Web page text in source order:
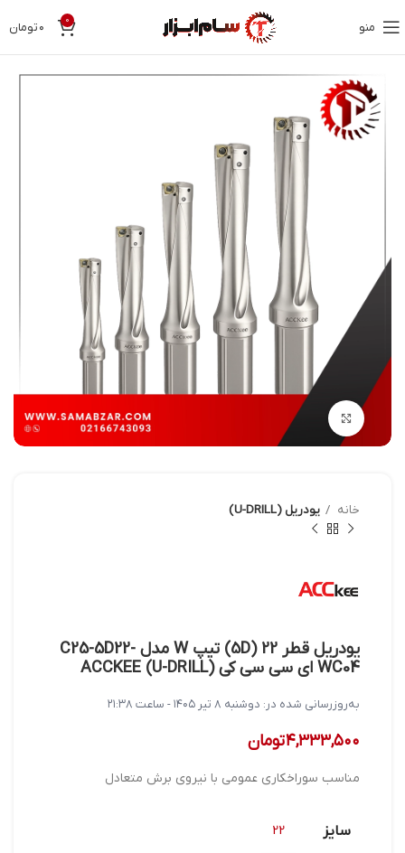
منو 0 ۰تومان
بزرگنمایی تصویر
خانه یودریل (U-DRILL)
یودریل قطر 22 (5D) تیپ W مدل C25-5D22-
WC04 ای سی سی کی ACCKEE (U-DRILL)
به‌روزرسانی شده در: دوشنبه ۸ تیر ۱۴۰۵ - ساعت ۲۱:۳۸
۴,۳۳۳,۵۰۰تومان
مناسب سوراخکاری عمومی با نیروی برش متعادل
سایز 22